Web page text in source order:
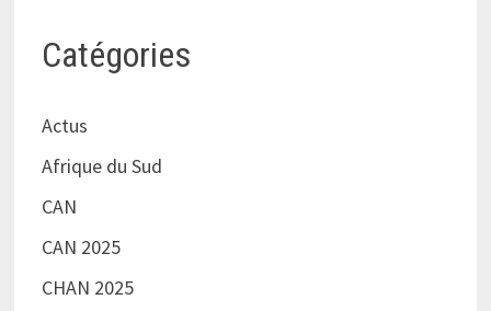
Catégories
Actus
Afrique du Sud
CAN
CAN 2025
CHAN 2025